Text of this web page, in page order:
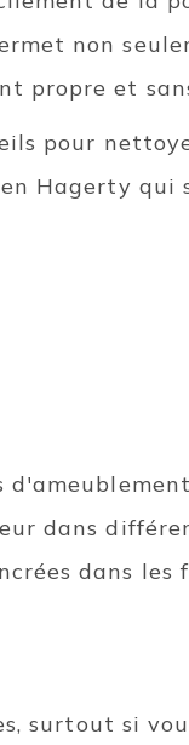
non
propre et
pour
Hagerty qui
dans
dans les
surtout si